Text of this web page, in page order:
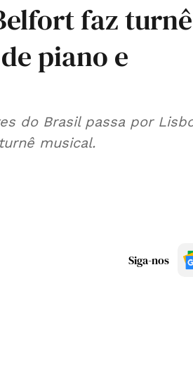
faz turnê
piano e
do Brasil passa por
musical.
Siga-nos